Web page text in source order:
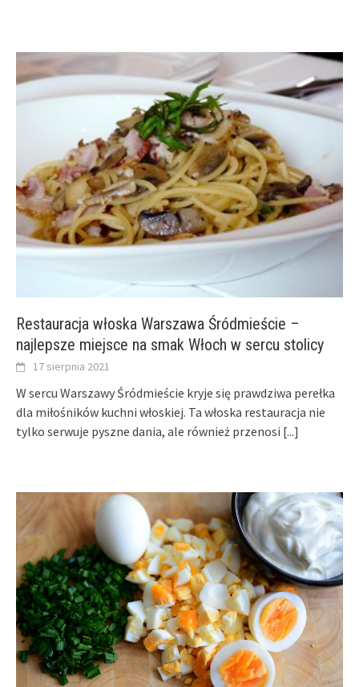
Restauracja włoska Warszawa Śródmieście –
najlepsze miejsce na smak Włoch w sercu stolicy
17 sierpnia 2021
W sercu Warszawy Śródmieście kryje się prawdziwa perełka
dla miłośników kuchni włoskiej. Ta włoska restauracja nie
tylko serwuje pyszne dania, ale również przenosi [...]